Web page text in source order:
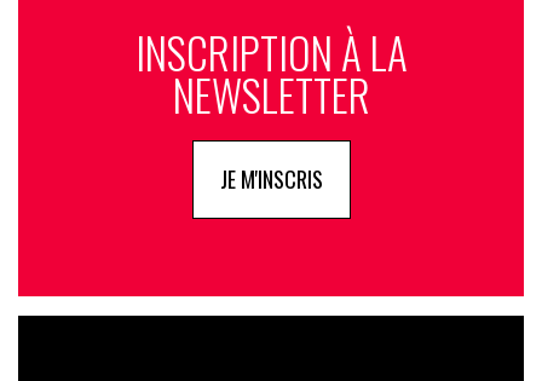
INSCRIPTION À LA
NEWSLETTER
JE M'INSCRIS